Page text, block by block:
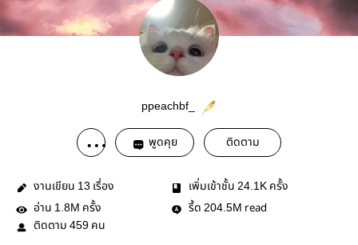
ppeachbf_
พูดคุย ติดตาม
งานเขียน 13 เรื่อง เพิ่มเข้าชั้น 24.1K ครั้ง
อ่าน 1.8M ครั้ง รี้ด 204.5M read
ติดตาม 459 คน